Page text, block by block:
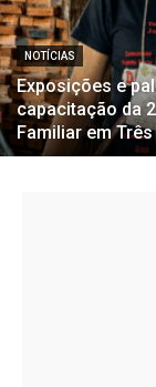
NOTÍCIAS
Exposições e
capacitação da
Familiar em